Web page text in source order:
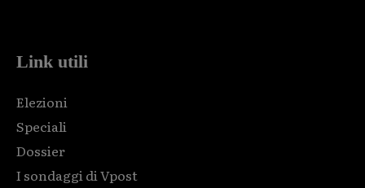
Link utili
Elezioni
Speciali
Dossier
I sondaggi di Vpost